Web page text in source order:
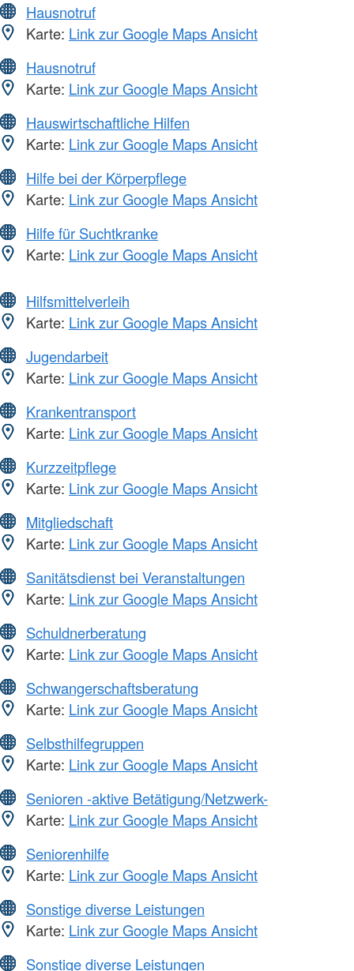
Hausnotruf
Karte: Link zur Google Maps Ansicht
Hausnotruf
Karte: Link zur Google Maps Ansicht
Hauswirtschaftliche Hilfen
Karte: Link zur Google Maps Ansicht
Hilfe bei der Körperpflege
Karte: Link zur Google Maps Ansicht
Hilfe für Suchtkranke
Karte: Link zur Google Maps Ansicht
Hilfsmittelverleih
Karte: Link zur Google Maps Ansicht
Jugendarbeit
Karte: Link zur Google Maps Ansicht
Krankentransport
Karte: Link zur Google Maps Ansicht
Kurzzeitpflege
Karte: Link zur Google Maps Ansicht
Mitgliedschaft
Karte: Link zur Google Maps Ansicht
Sanitätsdienst bei Veranstaltungen
Karte: Link zur Google Maps Ansicht
Schuldnerberatung
Karte: Link zur Google Maps Ansicht
Schwangerschaftsberatung
Karte: Link zur Google Maps Ansicht
Selbsthilfegruppen
Karte: Link zur Google Maps Ansicht
Senioren -aktive Betätigung/Netzwerk-
Karte: Link zur Google Maps Ansicht
Seniorenhilfe
Karte: Link zur Google Maps Ansicht
Sonstige diverse Leistungen
Karte: Link zur Google Maps Ansicht
Sonstige diverse Leistungen